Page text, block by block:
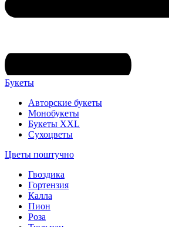
Букеты
Авторские букеты
Монобукеты
Букеты XXL
Сухоцветы
Цветы поштучно
Гвоздика
Гортензия
Калла
Пион
Роза